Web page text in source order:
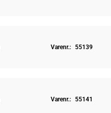
Varenr.: 55139
Varenr.: 55141